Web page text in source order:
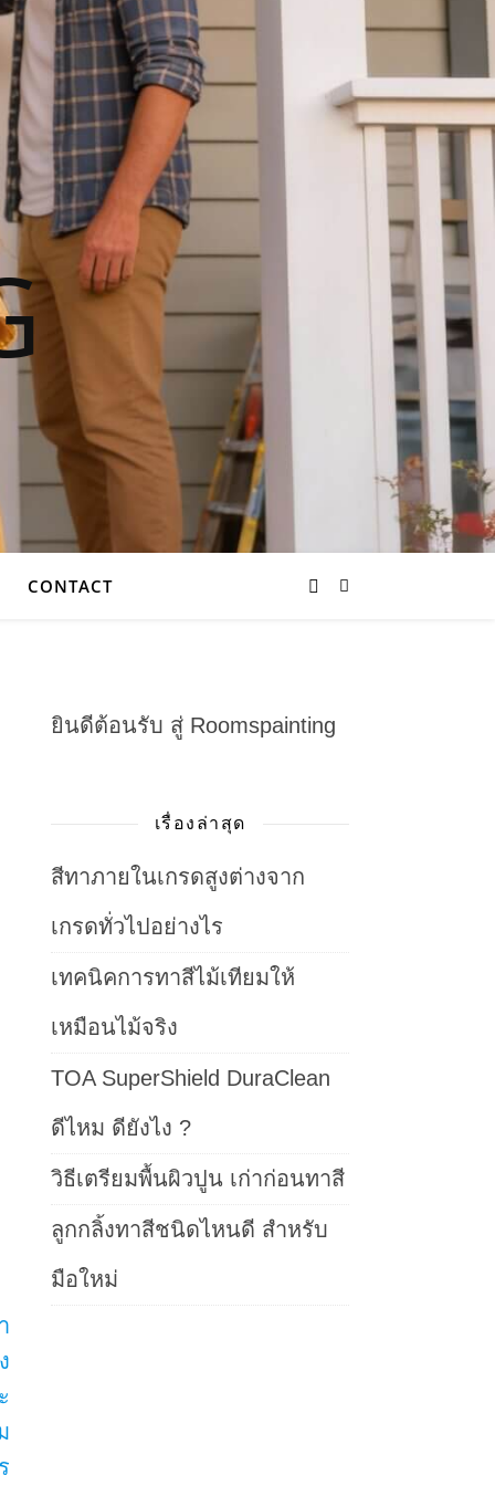
CONTACT
ยินดีต้อนรับ สู่ Roomspainting
เรื่องล่าสุด
สีทาภายในเกรดสูงต่างจาก
เกรดทั่วไปอย่างไร
เทคนิคการทาสีไม้เทียมให้
เหมือนไม้จริง
TOA SuperShield DuraClean
ดีไหม ดียังไง ?
วิธีเตรียมพื้นผิวปูน เก่าก่อนทาสี
ลูกกลิ้งทาสีชนิดไหนดี สำหรับ
มือใหม่